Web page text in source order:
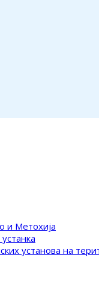
и Метохија
установа на